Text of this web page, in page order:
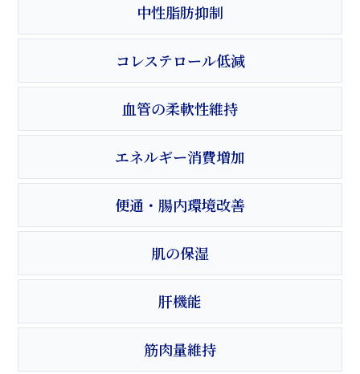
中性脂肪抑制
コレステロール低減
血管の柔軟性維持
エネルギー消費増加
便通・腸内環境改善
肌の保湿
肝機能
筋肉量維持